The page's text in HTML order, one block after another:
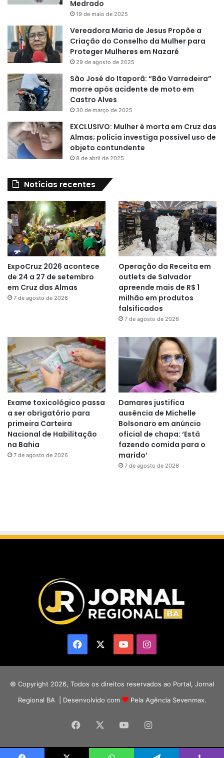
Medrado
19 de maio de 2025
Vereadora Maria de Jesus Propõe a
Criação do Conselho da Mulher para
Proteger Mulheres em Nazaré
29 de agosto de 2025
São José do Itaporã: “Bão Varredeira”
morre após acidente de moto em
Castro Alves
30 de março de 2025
EXCLUSIVO: Mulher é morta em Cruz das
Almas; polícia investiga possível uso de
objeto contundente
8 de abril de 2025
Notícias recentes
ExpoCruz 2026 acontece
de 24 a 27 de setembro
em Cruz das Almas
7 de agosto de 2026
Operação da Receita em
outlets de Salvador
apreende mais de R$ 1
milhão em produtos
falsificados
7 de agosto de 2026
Exame toxicológico passa
a ser obrigatório para
primeira Carteira
Nacional de Habilitação
na Bahia
7 de agosto de 2026
Damares justifica
ausência de Michelle
Bolsonaro em anúncio
oficial de chapa: ‘Está
fazendo comida para o
marido’
7 de agosto de 2026
Facebook YouTubeInstagram
© Copyright 2026, Todos os direitos reservados ao Portal, Jornal
Regional BA | Desenvolvido com
Pela Agência Sevenmax.
Facebook YouTubeInstagram